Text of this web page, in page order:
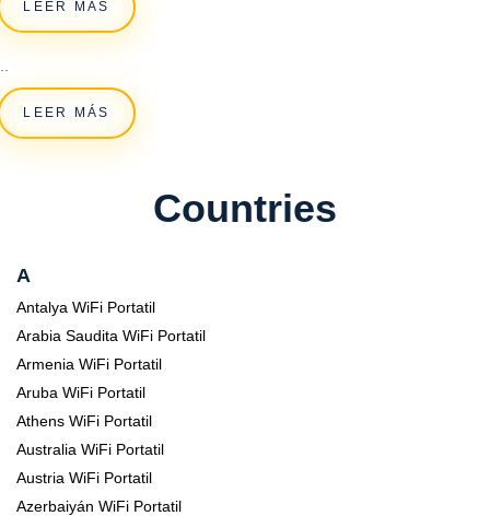
LEER MÁS
LEER MÁS
Countries
A
Antalya WiFi Portatil
Arabia Saudita WiFi Portatil
Armenia WiFi Portatil
Aruba WiFi Portatil
Athens WiFi Portatil
Australia WiFi Portatil
Austria WiFi Portatil
Azerbaiyán WiFi Portatil